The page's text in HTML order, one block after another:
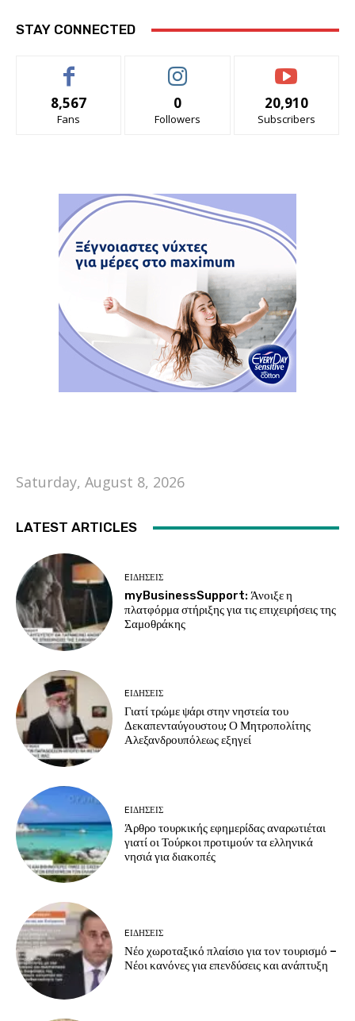
STAY CONNECTED
8,567
Fans
0
Followers
20,910
Subscribers
Saturday, August 8, 2026
LATEST ARTICLES
EΙΔΗΣΕΙΣ
myBusinessSupport: Άνοιξε η
πλατφόρμα στήριξης για τις επιχειρήσεις της
Σαμοθράκης
EΙΔΗΣΕΙΣ
Γιατί τρώμε ψάρι στην νηστεία του
Δεκαπενταύγουστου; Ο Μητροπολίτης
Αλεξανδρουπόλεως εξηγεί
EΙΔΗΣΕΙΣ
Άρθρο τουρκικής εφημερίδας αναρωτιέται
γιατί οι Τούρκοι προτιμούν τα ελληνικά
νησιά για διακοπές
EΙΔΗΣΕΙΣ
Νέο χωροταξικό πλαίσιο για τον τουρισμό –
Νέοι κανόνες για επενδύσεις και ανάπτυξη